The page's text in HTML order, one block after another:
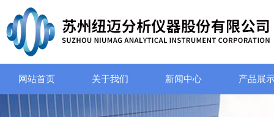
网站首页 关于我们 新闻中心 产品展